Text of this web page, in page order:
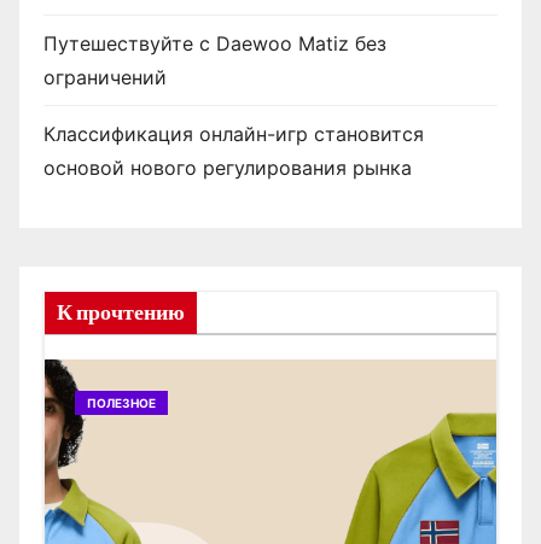
Путешествуйте с Daewoo Matiz без
ограничений
Классификация онлайн-игр становится
основой нового регулирования рынка
К прочтению
ПОЛЕЗНОЕ